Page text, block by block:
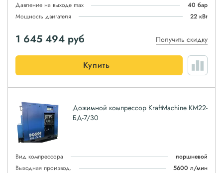
Давление на выходе max
40 бар
Мощность двигателя
22 кВт
1 645 494 руб Получить скидку
Купить
Дожимной компрессор KraftMachine КМ22-
БД-7/30
Вид компрессора
поршневой
Выходная производ.
5600 л/мин